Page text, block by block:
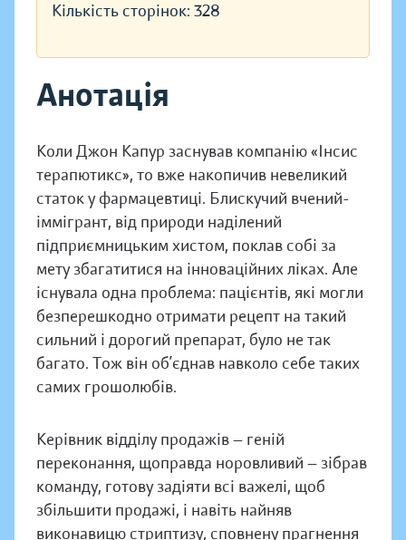
Кількість сторінок: 328
Анотація
Коли Джон Капур заснував компанію «Інсис
терапютикс», то вже накопичив невеликий
статок у фармацевтиці. Блискучий вчений-
іммігрант, від природи наділений
підприємницьким хистом, поклав собі за
мету збагатитися на інноваційних ліках. Але
існувала одна проблема: пацієнтів, які могли
безперешкодно отримати рецепт на такий
сильний і дорогий препарат, було не так
багато. Тож він об’єднав навколо себе таких
самих грошолюбів.
Керівник відділу продажів — геній
переконання, щоправда норовливий — зібрав
команду, готову задіяти всі важелі, щоб
збільшити продажі, і навіть найняв
виконавицю стриптизу, сповнену прагнення